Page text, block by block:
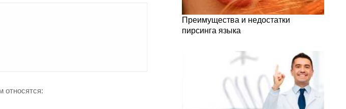
относятся:
Преимущества и недостатки
пирсинга языка